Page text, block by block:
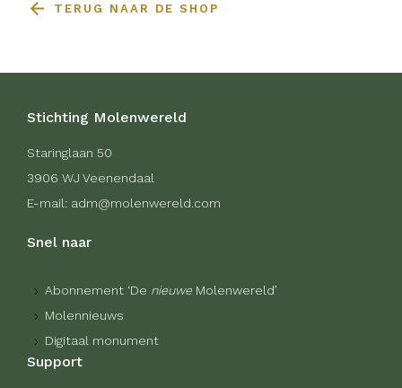
TERUG NAAR DE SHOP
Stichting Molenwereld
Staringlaan 50
3906 WJ Veenendaal
E-mail: adm@molenwereld.com
Snel naar
Abonnement ‘De nieuwe Molenwereld’
Molennieuws
Digitaal monument
Support